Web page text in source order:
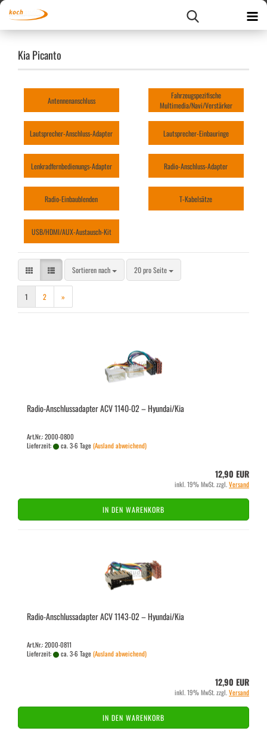
Kia Picanto
Antennenanschluss
Fahrzeugspezifische
Multimedia/Navi/Verstärker
Lautsprecher-Anschluss-Adapter Lautsprecher-Einbauringe
Lenkradfernbedienungs-Adapter Radio-Anschluss-Adapter
Radio-Einbaublenden T-Kabelsätze
USB/HDMI/AUX-Austausch-Kit
Sortieren nach
Sortieren nach 20 pro Seite
pro Seite
1 2 »
Radio-​​An­schluss­ad­ap­ter ACV 1140-​02 – Hyundai/Kia
Art.Nr.: 2000-0800
Lieferzeit:
ca. 3-6 Tage(Ausland abweichend)
12,90 EUR
inkl. 19% MwSt. zzgl.Versand
IN DEN WARENKORB
Radio-​​An­schluss­ad­ap­ter ACV 1143-​02 – Hyundai/Kia
Art.Nr.: 2000-0811
Lieferzeit:
ca. 3-6 Tage(Ausland abweichend)
12,90 EUR
inkl. 19% MwSt. zzgl.Versand
IN DEN WARENKORB